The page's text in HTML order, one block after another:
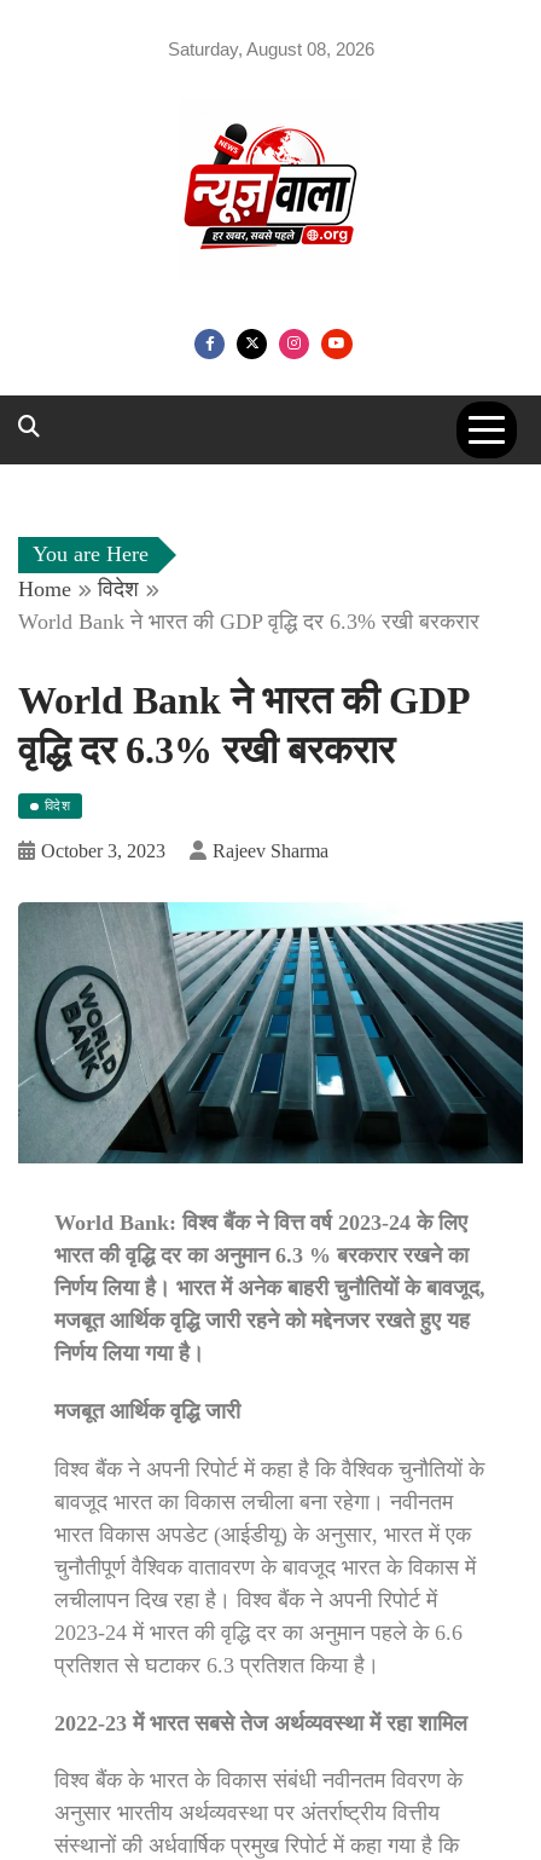
Saturday, August 08, 2026
You are Here
Home
विदेश
World Bank ने भारत की GDP वृद्धि दर 6.3% रखी बरकरार
World Bank ने भारत की GDP
वृद्धि दर 6.3% रखी बरकरार
विदेश
October 3, 2023 Rajeev Sharma
World Bank: विश्व बैंक ने वित्त वर्ष 2023-24 के लिए
भारत की वृद्धि दर का अनुमान 6.3 % बरकरार रखने का
निर्णय लिया है। भारत में अनेक बाहरी चुनौतियों के बावजूद,
मजबूत आर्थिक वृद्धि जारी रहने को मद्देनजर रखते हुए यह
निर्णय लिया गया है।
मजबूत आर्थिक वृद्धि जारी
विश्व बैंक ने अपनी रिपोर्ट में कहा है कि वैश्विक चुनौतियों के
बावजूद भारत का विकास लचीला बना रहेगा। नवीनतम
भारत विकास अपडेट (आईडीयू) के अनुसार, भारत में एक
चुनौतीपूर्ण वैश्विक वातावरण के बावजूद भारत के विकास में
लचीलापन दिख रहा है। विश्व बैंक ने अपनी रिपोर्ट में
2023-24 में भारत की वृद्धि दर का अनुमान पहले के 6.6
प्रतिशत से घटाकर 6.3 प्रतिशत किया है।
2022-23 में भारत सबसे तेज अर्थव्यवस्था में रहा शामिल
विश्व बैंक के भारत के विकास संबंधी नवीनतम विवरण के
अनुसार भारतीय अर्थव्यवस्था पर अंतर्राष्ट्रीय वित्तीय
संस्‍थानों की अर्धवार्षिक प्रमुख रिपोर्ट में कहा गया है कि